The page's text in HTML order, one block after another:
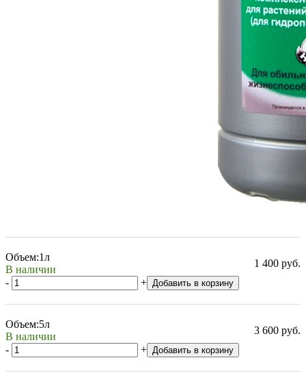
Объем:1л
В наличии
1 400 руб.
-
+ Добавить в корзину
Объем:5л
В наличии
3 600 руб.
-
+ Добавить в корзину